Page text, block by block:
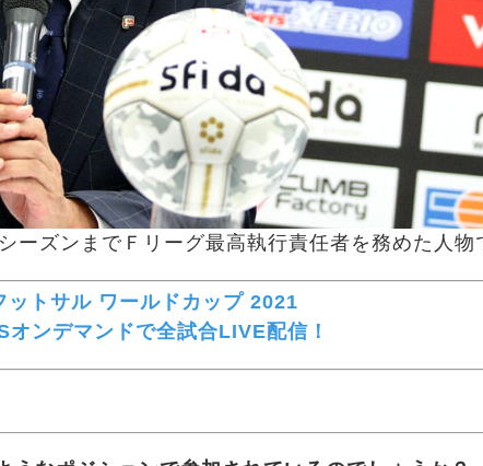
ーズンまでＦリーグ最高執行責任者を務めた人物
ットサル ワールドカップ 2021
オンデマンドで全試合LIVE配信！